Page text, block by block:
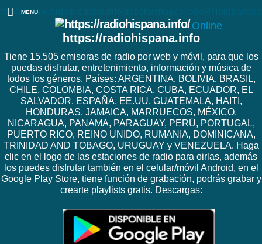
https://www.radiohispana.info/assets/images/
Online
https://radiohispana.info
Tiene 15.505 emisoras de radio por web y móvil, para que los
puedas disfrutar, entretenimiento, información y música de
todos los géneros. Países: ARGENTINA, BOLIVIA, BRASIL,
CHILE, COLOMBIA, COSTA RICA, CUBA, ECUADOR, EL
SALVADOR, ESPAÑA, EE.UU, GUATEMALA, HAITI,
HONDURAS, JAMAICA, MARRUECOS, MÉXICO,
NICARAGUA, PANAMA, PARAGUAY, PERÚ, PORTUGAL,
PUERTO RICO, REINO UNIDO, RUMANIA, DOMINICANA,
TRINIDAD AND TOBAGO, URUGUAY y VENEZUELA. Haga
clic en el logo de las estaciones de radio para oirlas, además
los puedes disfrutar también en el celular/móvil Android, en el
Google Play Store, tiene función de grabación, podrás grabar y
crearte playlists gratis. Descargas:
MENU